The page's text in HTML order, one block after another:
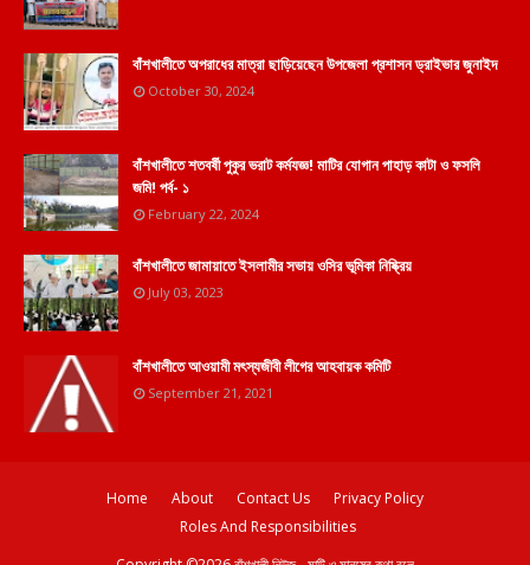
বাঁশখালীতে অপরাধের মাত্রা ছাড়িয়েছেন উপজেলা প্রশাসন ড্রাইভার জুনাইদ
October 30, 2024
বাঁশখালীতে শতবর্ষী পুকুর ভরাট কর্মযজ্ঞ! মাটির যোগান পাহাড় কাটা ও ফসলি
জমি! পর্ব- ১
February 22, 2024
বাঁশখালীতে জামায়াতে ইসলামীর সভায় ওসির ভূমিকা নিষ্ক্রিয়
July 03, 2023
বাঁশখালীতে আওয়ামী মৎস্যজীবী লীগের আহবায়ক কমিটি
September 21, 2021
Home About Contact Us
Privacy Policy
Roles And Responsibilities